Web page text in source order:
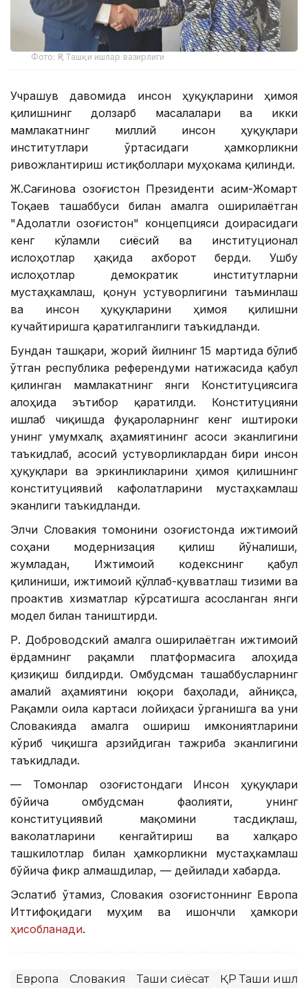
Фото: ҚР Ташқи ишлар вазирлиги
Учрашув давомида инсон ҳуқуқларини ҳимоя
қилишнинг долзарб масалалари ва икки
мамлакатнинг миллий инсон ҳуқуқлари
институтлари ўртасидаги ҳамкорликни
ривожлантириш истиқболлари муҳокама қилинди.
Ж.Сағинова Қозоғистон Президенти Қасим-Жомарт
Тоқаев ташаббуси билан амалга оширилаётган
"Адолатли Қозоғистон" концепцияси доирасидаги
кенг кўламли сиёсий ва институционал
ислоҳотлар ҳақида ахборот берди. Ушбу
ислоҳотлар демократик институтларни
мустаҳкамлаш, қонун устуворлигини таъминлаш
ва инсон ҳуқуқларини ҳимоя қилишни
кучайтиришга қаратилганлиги таъкидланди.
Бундан ташқари, жорий йилнинг 15 мартида бўлиб
ўтган республика референдуми натижасида қабул
қилинган мамлакатнинг янги Конституциясига
алоҳида эътибор қаратилди. Конституцияни
ишлаб чиқишда фуқароларнинг кенг иштироки
унинг умумхалқ аҳамиятининг асоси эканлигини
таъкидлаб, асосий устуворликлардан бири инсон
ҳуқуқлари ва эркинликларини ҳимоя қилишнинг
конституциявий кафолатларини мустаҳкамлаш
эканлиги таъкидланди.
Элчи Словакия томонини Қозоғистонда ижтимоий
соҳани модернизация қилиш йўналиши,
жумладан, Ижтимоий кодекснинг қабул
қилиниши, ижтимоий қўллаб-қувватлаш тизими ва
проактив хизматлар кўрсатишга асосланган янги
модел билан таништирди.
Р. Доброводский амалга оширилаётган ижтимоий
ёрдамнинг рақамли платформасига алоҳида
қизиқиш билдирди. Омбудсман ташаббусларнинг
амалий аҳамиятини юқори баҳолади, айниқса,
Рақамли оила картаси лойиҳаси ўрганишга ва уни
Словакияда амалга ошириш имкониятларини
кўриб чиқишга арзийдиган тажриба эканлигини
таъкидлади.
— Томонлар Қозоғистондаги Инсон ҳуқуқлари
бўйича омбудсман фаолияти, унинг
конституциявий мақомини тасдиқлаш,
ваколатларини кенгайтириш ва халқаро
ташкилотлар билан ҳамкорликни мустаҳкамлаш
бўйича фикр алмашдилар, — дейилади хабарда.
Эслатиб ўтамиз, Словакия Қозоғистоннинг Европа
Иттифоқидаги муҳим ва ишончли ҳамкори
ҳисобланади.
Европа Словакия Ташқи сиёсат ҚР Ташқи